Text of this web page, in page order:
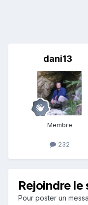
dani13
Membre
232
Rejoindre
Pour poster un